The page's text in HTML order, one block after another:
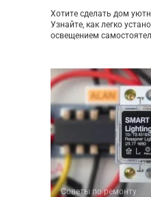
Хотите сделать дом
Узнайте, как легко
освещением
Советы по ремонту